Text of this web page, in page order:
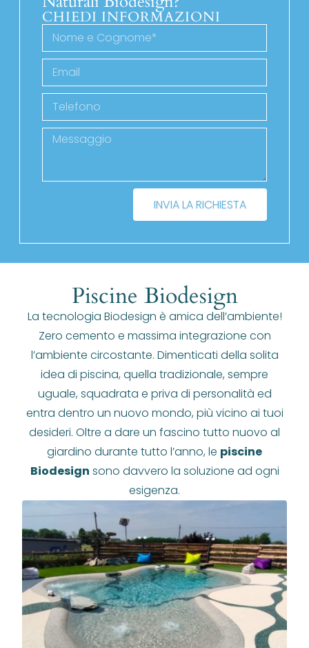
CHIEDI INFORMAZIONI
INVIA LA RICHIESTA
Piscine Biodesign
La tecnologia Biodesign è amica dell’ambiente!
Zero cemento e massima integrazione con
l’ambiente circostante. Dimenticati della solita
idea di piscina, quella tradizionale, sempre
uguale, squadrata e priva di personalità ed
entra dentro un nuovo mondo, più vicino ai tuoi
desideri. Oltre a dare un fascino tutto nuovo al
giardino durante tutto l’anno, le piscine
Biodesign sono davvero la soluzione ad ogni
esigenza.